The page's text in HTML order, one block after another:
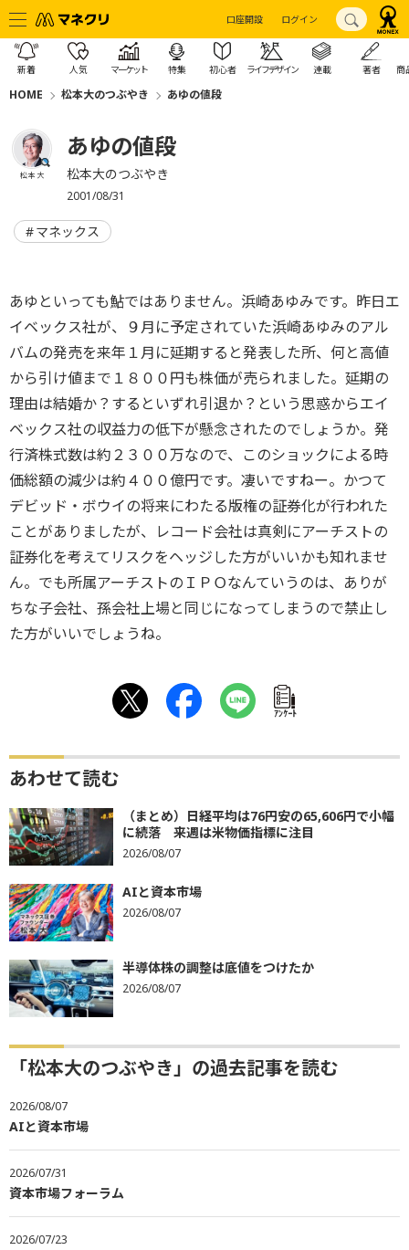
口座開設 ログイン
新着 人気 マーケット 特集 初心者 ライフデザイン 連載 著者 商
HOME 松本大のつぶやき あゆの値段
松本 大
あゆの値段
松本大のつぶやき
2001/08/31
マネックス
あゆといっても鮎ではありません。浜崎あゆみです。昨日エ
イベックス社が、９月に予定されていた浜崎あゆみのアル
バムの発売を来年１月に延期すると発表した所、何と高値
から引け値まで１８００円も株価が売られました。延期の
理由は結婚か？するといずれ引退か？という思惑からエイ
ベックス社の収益力の低下が懸念されたのでしょうか。発
行済株式数は約２３００万なので、このショックによる時
価総額の減少は約４００億円です。凄いですねー。かつて
デビッド・ボウイの将来にわたる版権の証券化が行われた
ことがありましたが、レコード会社は真剣にアーチストの
証券化を考えてリスクをヘッジした方がいいかも知れませ
ん。でも所属アーチストのＩＰＯなんていうのは、ありが
ちな子会社、孫会社上場と同じになってしまうので禁止し
た方がいいでしょうね。
ｱﾝｹｰﾄ
あわせて読む
（まとめ）日経平均は76円安の65,606円で小幅
に続落 来週は米物価指標に注目
2026/08/07
AIと資本市場
2026/08/07
半導体株の調整は底値をつけたか
2026/08/07
「松本大のつぶやき」の過去記事を読む
2026/08/07
AIと資本市場
2026/07/31
資本市場フォーラム
2026/07/23